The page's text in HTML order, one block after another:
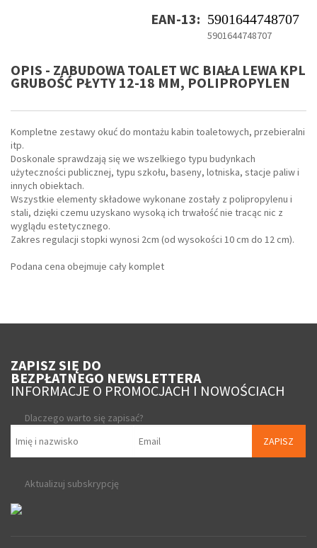
EAN-13: 5901644748707
5901644748707
OPIS - ZABUDOWA TOALET WC BIAŁA LEWA KPL
GRUBOŚĆ PŁYTY 12-18 MM, POLIPROPYLEN
Kompletne zestawy okuć do montażu kabin toaletowych, przebieralni
itp.
Doskonale sprawdzają się we wszelkiego typu budynkach
użyteczności publicznej, typu szkołu, baseny, lotniska, stacje paliw i
innych obiektach.
Wszystkie elementy składowe wykonane zostały z polipropylenu i
stali, dzięki czemu uzyskano wysoką ich trwałość nie tracąc nic z
wyglądu estetycznego.
Zakres regulacji stopki wynosi 2cm (od wysokości 10 cm do 12 cm).
Podana cena obejmuje cały komplet
ZAPISZ SIĘ DO
BEZPŁATNEGO NEWSLETTERA
INFORMACJE O PROMOCJACH I NOWOŚCIACH
Dlaczego warto się zapisać?
ZAPISZ
Aktualizuj subskrypcję